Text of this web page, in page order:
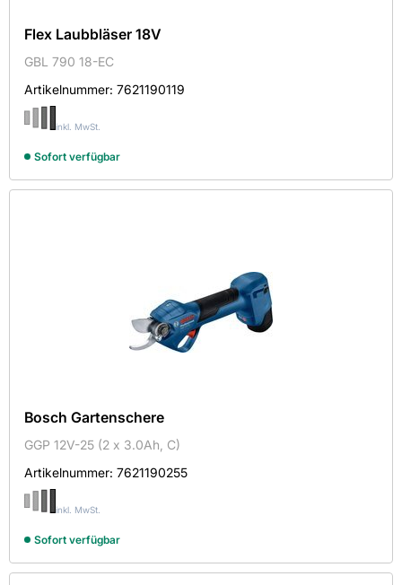
Flex Laubbläser 18V
GBL 790 18-EC
Artikelnummer: 7621190119
inkl. MwSt.
Sofort verfügbar
Bosch Gartenschere
GGP 12V-25 (2 x 3.0Ah, C)
Artikelnummer: 7621190255
inkl. MwSt.
Sofort verfügbar